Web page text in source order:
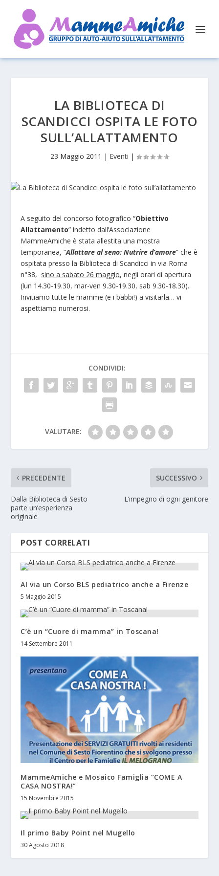
LA BIBLIOTECA DI
SCANDICCI OSPITA LE FOTO
SULL’ALLATTAMENTO
23 Maggio 2011 | Eventi |
A seguito del concorso fotografico “Obiettivo
Allattamento” indetto dall’Associazione
MammeAmiche è stata allestita una mostra
temporanea, “Allattare al seno: Nutrire d’amore” che è
ospitata presso la Biblioteca di Scandicci in via Roma
n°38, sino a sabato 26 maggio, negli orari di apertura
(lun 14.30-19.30, mar-ven 9.30-19.30, sab 9.30-18.30).
Invitiamo tutte le mamme (e i babbi!) a visitarla… vi
aspettiamo numerosi.
CONDIVIDI:
VALUTARE:
PRECEDENTE
Dalla Biblioteca di Sesto
parte un’esperienza
originale
SUCCESSIVO
L’impegno di ogni genitore
POST CORRELATI
Al via un Corso BLS pediatrico anche a Firenze
5 Maggio 2015
C’è un “Cuore di mamma” in Toscana!
14 Settembre 2011
MammeAmiche e Mosaico Famiglia “COME A
CASA NOSTRA!”
15 Novembre 2015
Il primo Baby Point nel Mugello
30 Agosto 2018